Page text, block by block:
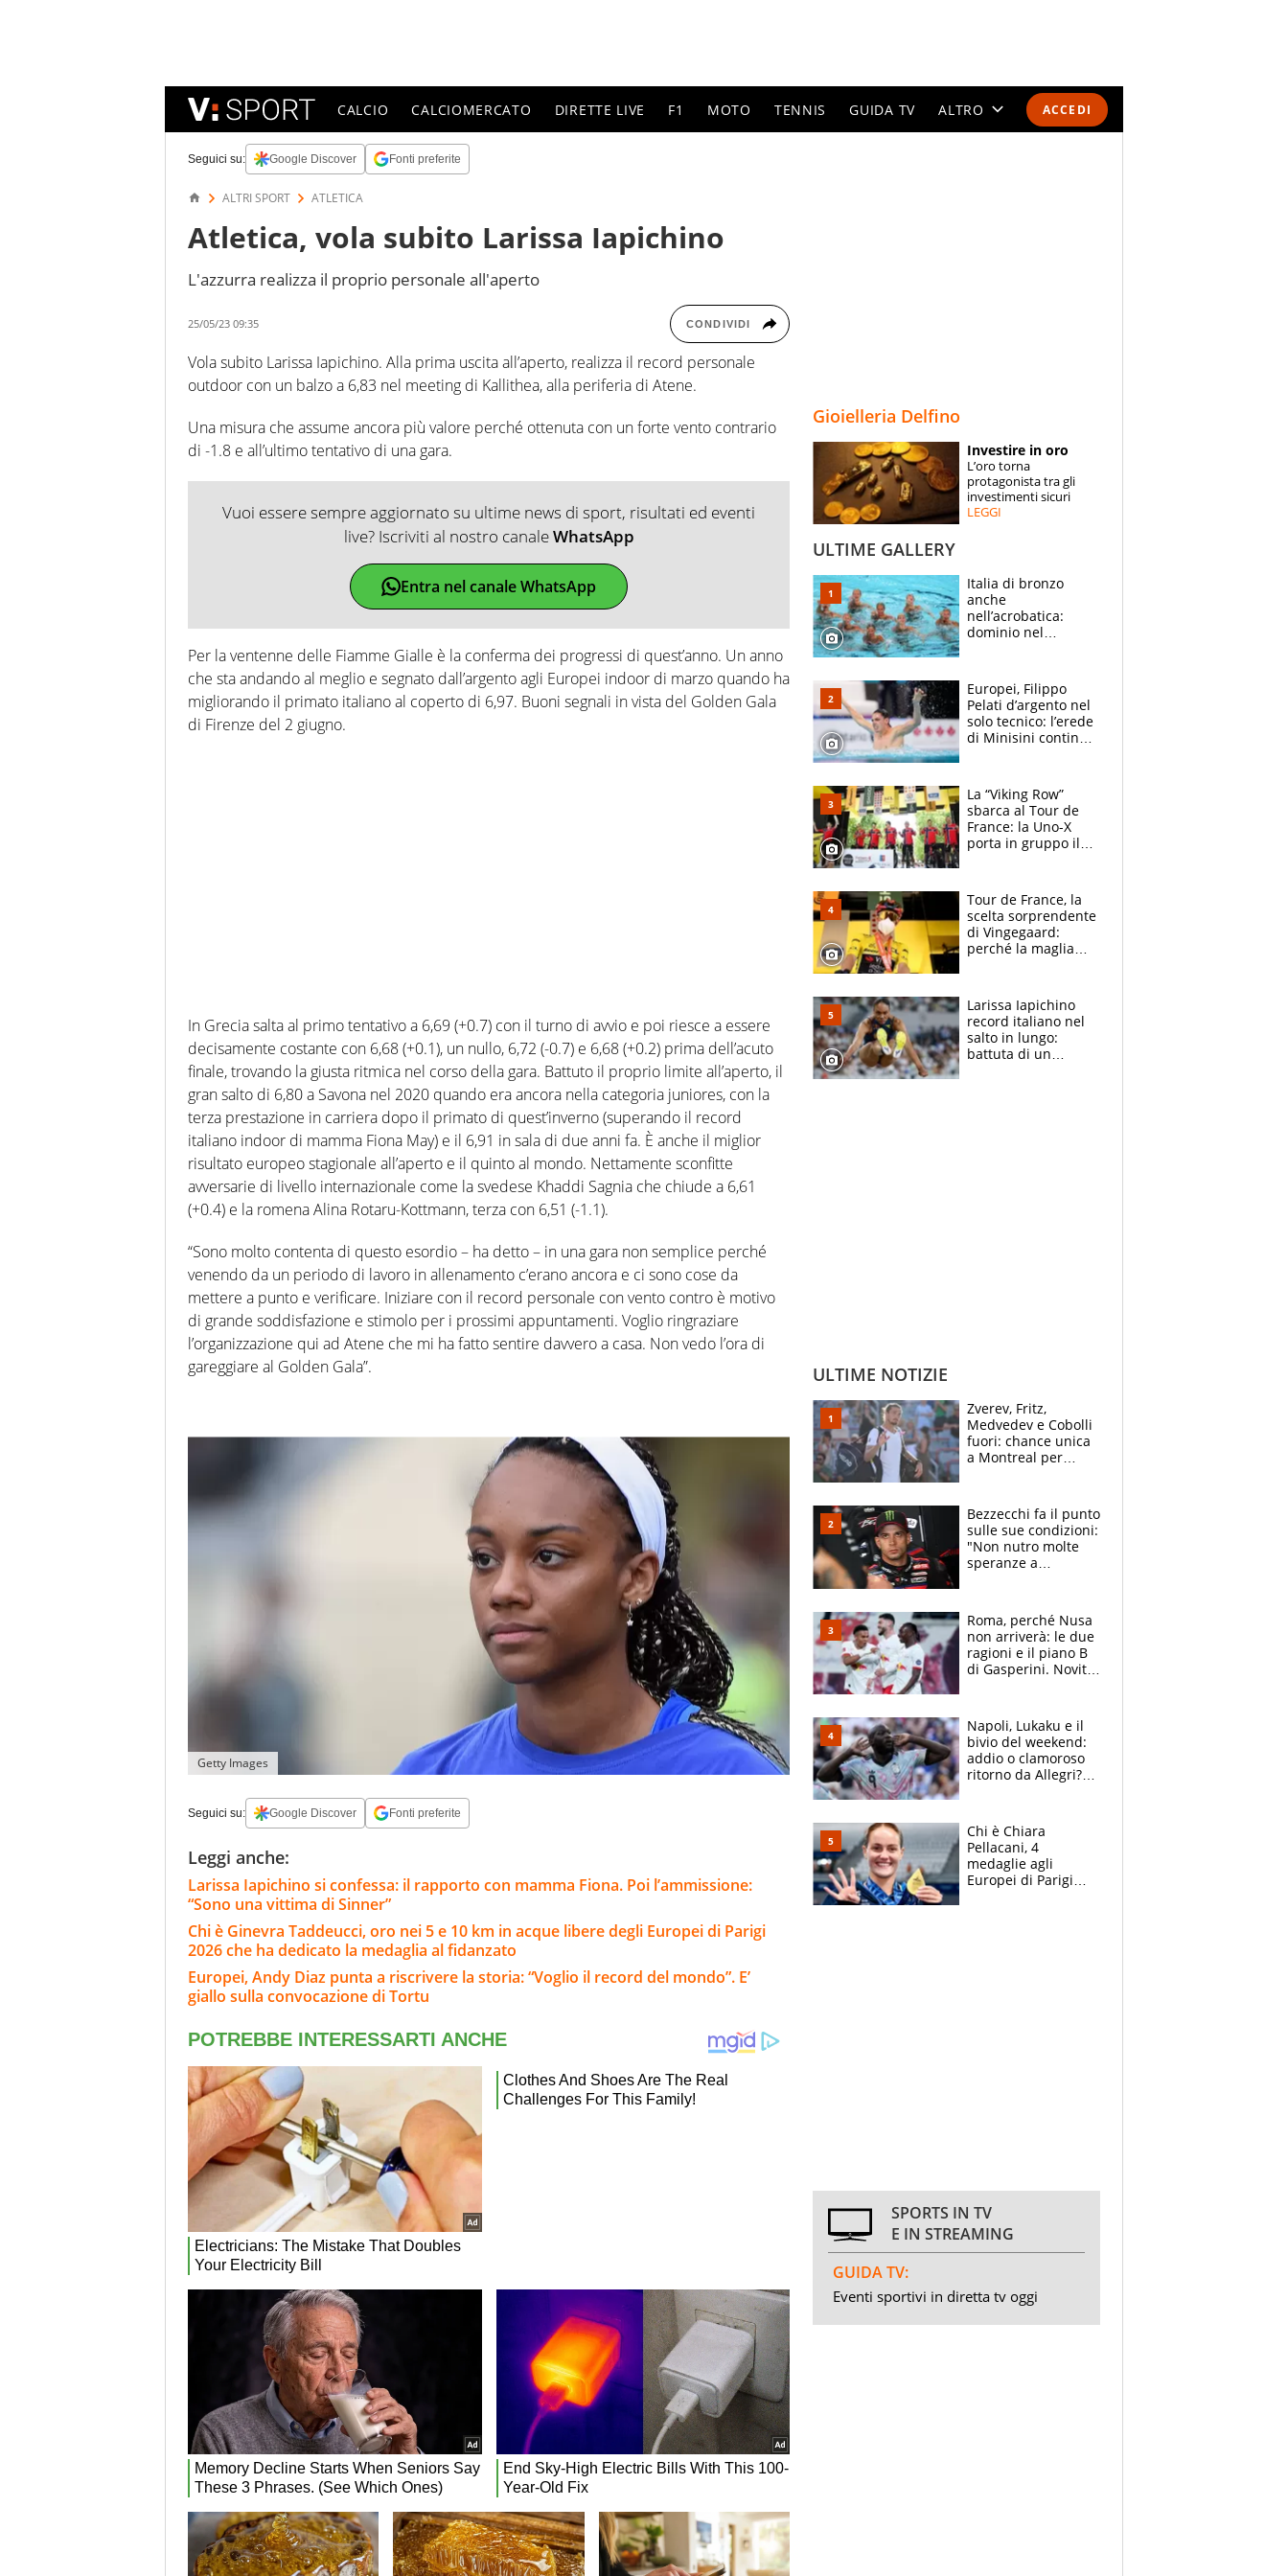
ACCEDI
CALCIO CALCIOMERCATO DIRETTE LIVE F1 MOTO TENNIS GUIDA TV ALTRO
SPECIALI
ESPERTI
Seguici su: Google Discover Fonti preferite
ALTRI SPORT ATLETICA
Atletica, vola subito Larissa Iapichino
L'azzurra realizza il proprio personale all'aperto
25/05/23 09:35 CONDIVIDI
Vola subito Larissa Iapichino. Alla prima uscita all’aperto, realizza il record personale
outdoor con un balzo a 6,83 nel meeting di Kallithea, alla periferia di Atene.
Una misura che assume ancora più valore perché ottenuta con un forte vento contrario
di -1.8 e all’ultimo tentativo di una gara.
Vuoi essere sempre aggiornato su ultime news di sport, risultati ed eventi
live? Iscriviti al nostro canaleWhatsApp
Entra nel canale WhatsApp
Per la ventenne delle Fiamme Gialle è la conferma dei progressi di quest’anno. Un anno
che sta andando al meglio e segnato dall’argento agli Europei indoor di marzo quando ha
migliorando il primato italiano al coperto di 6,97. Buoni segnali in vista del Golden Gala
di Firenze del 2 giugno.
In Grecia salta al primo tentativo a 6,69 (+0.7) con il turno di avvio e poi riesce a essere
decisamente costante con 6,68 (+0.1), un nullo, 6,72 (-0.7) e 6,68 (+0.2) prima dell’acuto
finale, trovando la giusta ritmica nel corso della gara. Battuto il proprio limite all’aperto, il
gran salto di 6,80 a Savona nel 2020 quando era ancora nella categoria juniores, con la
terza prestazione in carriera dopo il primato di quest’inverno (superando il record
italiano indoor di mamma Fiona May) e il 6,91 in sala di due anni fa. È anche il miglior
risultato europeo stagionale all’aperto e il quinto al mondo. Nettamente sconfitte
avversarie di livello internazionale come la svedese Khaddi Sagnia che chiude a 6,61
(+0.4) e la romena Alina Rotaru-Kottmann, terza con 6,51 (-1.1).
“Sono molto contenta di questo esordio – ha detto – in una gara non semplice perché
venendo da un periodo di lavoro in allenamento c’erano ancora e ci sono cose da
mettere a punto e verificare. Iniziare con il record personale con vento contro è motivo
di grande soddisfazione e stimolo per i prossimi appuntamenti. Voglio ringraziare
l’organizzazione qui ad Atene che mi ha fatto sentire davvero a casa. Non vedo l’ora di
gareggiare al Golden Gala”.
Getty Images
Seguici su: Google Discover Fonti preferite
Leggi anche:
Larissa Iapichino si confessa: il rapporto con mamma Fiona. Poi l’ammissione:
“Sono una vittima di Sinner”
Chi è Ginevra Taddeucci, oro nei 5 e 10 km in acque libere degli Europei di Parigi
2026 che ha dedicato la medaglia al fidanzato
Europei, Andy Diaz punta a riscrivere la storia: “Voglio il record del mondo”. E’
giallo sulla convocazione di Tortu
Gioielleria Delfino
Investire in oro
L’oro torna
protagonista tra gli
investimenti sicuri
LEGGI
ULTIME GALLERY
Italia di bronzo
anche
nell’acrobatica:
dominio nel
e compagni
continuare
Europei, Filippo
Pelati d’argento nel
solo tecnico: l’erede
di Minisini continua
mirino
La “Viking Row”
sbarca al Tour de
France: la Uno-X
porta in gruppo il
compagni
Tour de France, la
scelta sorprendente
di Vingegaard:
perché la maglia
rischio da evitare
Larissa Iapichino
record italiano nel
salto in lungo:
battuta di un
ULTIME NOTIZIE
Zverev, Fritz,
Medvedev e Cobolli
fuori: chance unica
a Montreal per
attacca le palline
Bezzecchi fa il punto
sulle sue condizioni:
"Non nutro molte
speranze a
da Aragon
Roma, perché Nusa
non arriverà: le due
ragioni e il piano B
di Gasperini. Novità
Napoli, Lukaku e il
bivio del weekend:
addio o clamoroso
ritorno da Allegri?
Chi è Chiara
Pellacani, 4
medaglie agli
Europei di Parigi
SPORTS IN TV
E IN STREAMING
GUIDA TV:
Eventi sportivi in diretta tv oggi